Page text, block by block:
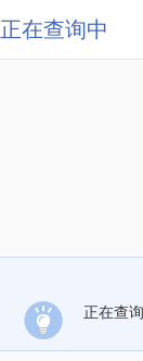
正在查询中
正在查